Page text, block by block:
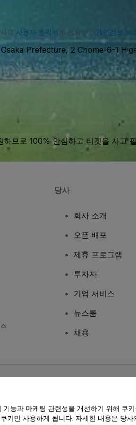
의 사용자 동의서에 동의하고 개인정보 보
Prefecture, 2 Chome-6-1
므로 100% 안심하고 티켓을 사고
당사
회사 소개
오픈 배포
제휴 프로그램
투자자
기업 서비스
뉴스룸
채용
능과 마케팅 관련성을 개선하기 위해 쿠
키만 사용하게 됩니다. 자세한 내용은 당사